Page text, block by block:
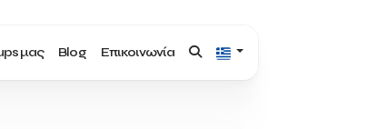
μας Blog Επικοινωνία